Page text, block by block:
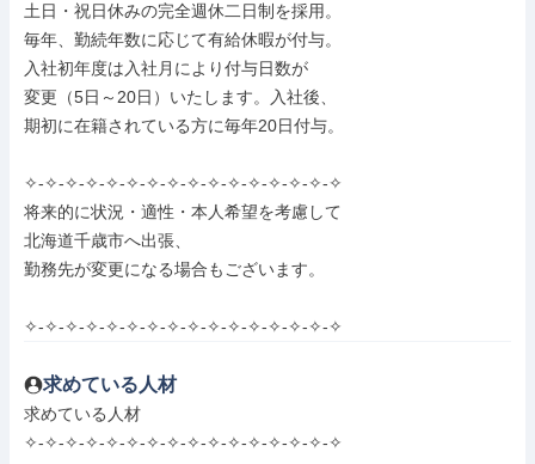
土日・祝日休みの完全週休二日制を採用。
毎年、勤続年数に応じて有給休暇が付与。
入社初年度は入社月により付与日数が
変更（5日～20日）いたします。入社後、
期初に在籍されている方に毎年20日付与。
✧-✧-✧-✧-✧-✧-✧-✧-✧-✧-✧-✧-✧-✧-✧-✧
将来的に状況・適性・本人希望を考慮して
北海道千歳市へ出張、
勤務先が変更になる場合もございます。
✧-✧-✧-✧-✧-✧-✧-✧-✧-✧-✧-✧-✧-✧-✧-✧
求めている人材
求めている人材
✧-✧-✧-✧-✧-✧-✧-✧-✧-✧-✧-✧-✧-✧-✧-✧